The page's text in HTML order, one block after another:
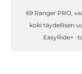
69 Ranger PRO,
koki täydellisen
EasyRide+ -